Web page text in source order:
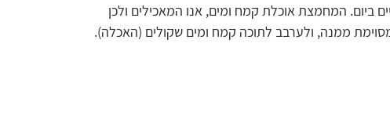
ביום. המחמצת אוכלת קמח ומים, אנו המאכילים ולכן
ממנה, ולערבב לתוכה קמח ומים שקולים (האכלה).